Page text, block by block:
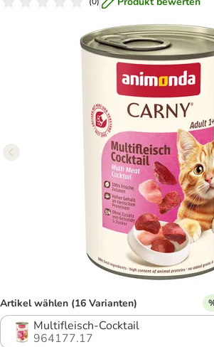
Artikel wählen (16 Varianten)
Multifleisch-Cocktail
964177.17